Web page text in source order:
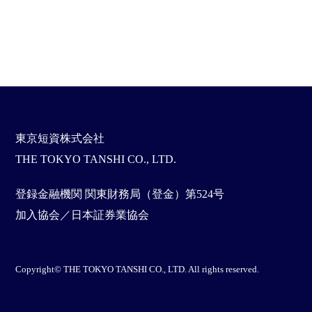
東京短資株式会社
THE TOKYO TANSHI CO., LTD.
登録金融機関 関東財務局（登金）第524号
加入協会／日本証券業協会
Copyright© THE TOKYO TANSHI CO., LTD. All rights reserved.